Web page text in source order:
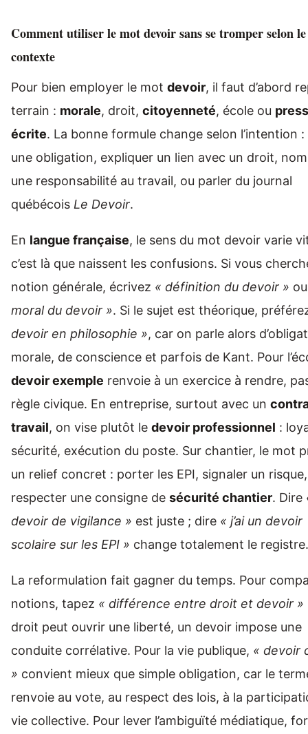
Comment utiliser le mot devoir sans se tromper selon le
contexte
Pour bien employer le mot devoir, il faut d’abord
terrain : morale, droit, citoyenneté, école ou
écrite. La bonne formule change selon l’intention
une obligation, expliquer un lien avec un droit,
une responsabilité au travail, ou parler du journal
québécois Le Devoir.
En langue française, le sens du mot devoir varie
c’est là que naissent les confusions. Si vous
notion générale, écrivez « définition du devoir »
moral du devoir ». Si le sujet est théorique,
devoir en philosophie », car on parle alors
morale, de conscience et parfois de Kant. Pour
devoir exemple renvoie à un exercice à rendre,
règle civique. En entreprise, surtout avec un
travail, on vise plutôt le devoir professionnel :
sécurité, exécution du poste. Sur chantier, le mot
un relief concret : porter les EPI, signaler un risque,
respecter une consigne de sécurité chantier. Dire
devoir de vigilance » est juste ; dire « j’ai un devoir
scolaire sur les EPI » change totalement le registre.
La reformulation fait gagner du temps. Pour
notions, tapez « différence entre droit et devoir »
droit peut ouvrir une liberté, un devoir impose une
conduite corrélative. Pour la vie publique, « devoir
» convient mieux que simple obligation, car le
renvoie au vote, au respect des lois, à la
vie collective. Pour lever l’ambiguïté médiatique,